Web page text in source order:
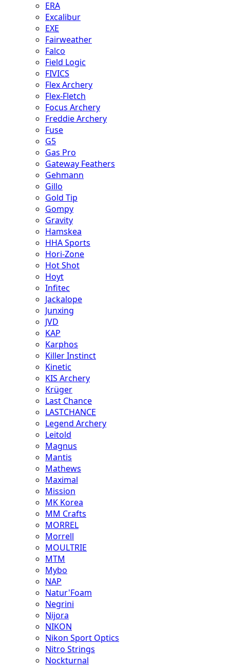
ERA
Excalibur
EXE
Fairweather
Falco
Field Logic
FIVICS
Flex Archery
Flex-Fletch
Focus Archery
Freddie Archery
Fuse
G5
Gas Pro
Gateway Feathers
Gehmann
Gillo
Gold Tip
Gompy
Gravity
Hamskea
HHA Sports
Hori-Zone
Hot Shot
Hoyt
Infitec
Jackalope
Junxing
JVD
KAP
Karphos
Killer Instinct
Kinetic
KIS Archery
Krüger
Last Chance
LASTCHANCE
Legend Archery
Leitold
Magnus
Mantis
Mathews
Maximal
Mission
MK Korea
MM Crafts
MORREL
Morrell
MOULTRIE
MTM
Mybo
NAP
Natur'Foam
Negrini
Nijora
NIKON
Nikon Sport Optics
Nitro Strings
Nockturnal